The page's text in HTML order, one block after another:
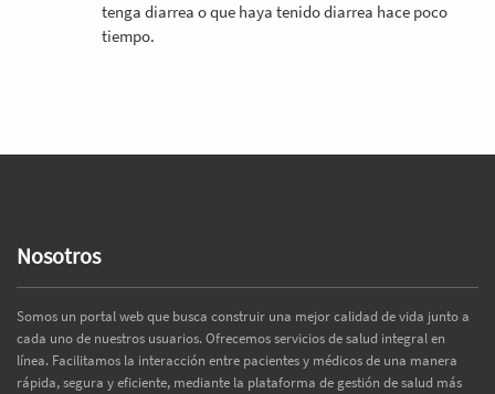
tenga diarrea o que haya tenido diarrea hace poco
tiempo.
Nosotros
Somos un portal web que busca construir una mejor calidad de vida junto a
cada uno de nuestros usuarios. Ofrecemos servicios de salud integral en
línea. Facilitamos la interacción entre pacientes y médicos de una manera
rápida, segura y eficiente, mediante la plataforma de gestión de salud más